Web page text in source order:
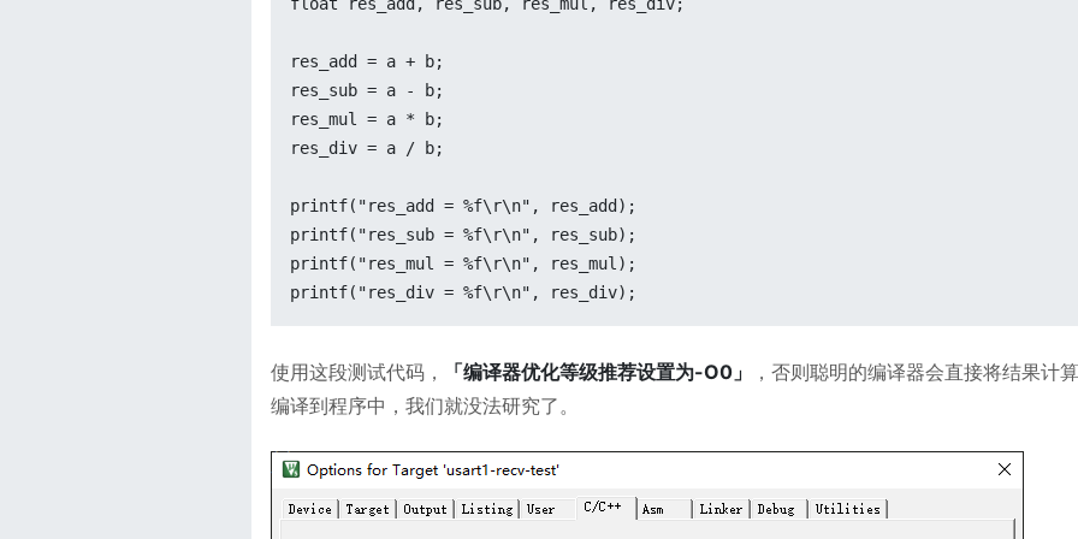
res_add = a + b;
res_sub = a - b;
res_mul = a * b;
res_div = a / b;
printf("res_add = %f\r\n", res_add);
printf("res_sub = %f\r\n", res_sub);
printf("res_mul = %f\r\n", res_mul);
printf("res_div = %f\r\n", res_div);
使用这段测试代码， 「编译器优化等级推荐设置为-O0」
，否则聪明的编译器会直接将结果计
编译到程序中，我们就没法研究了。